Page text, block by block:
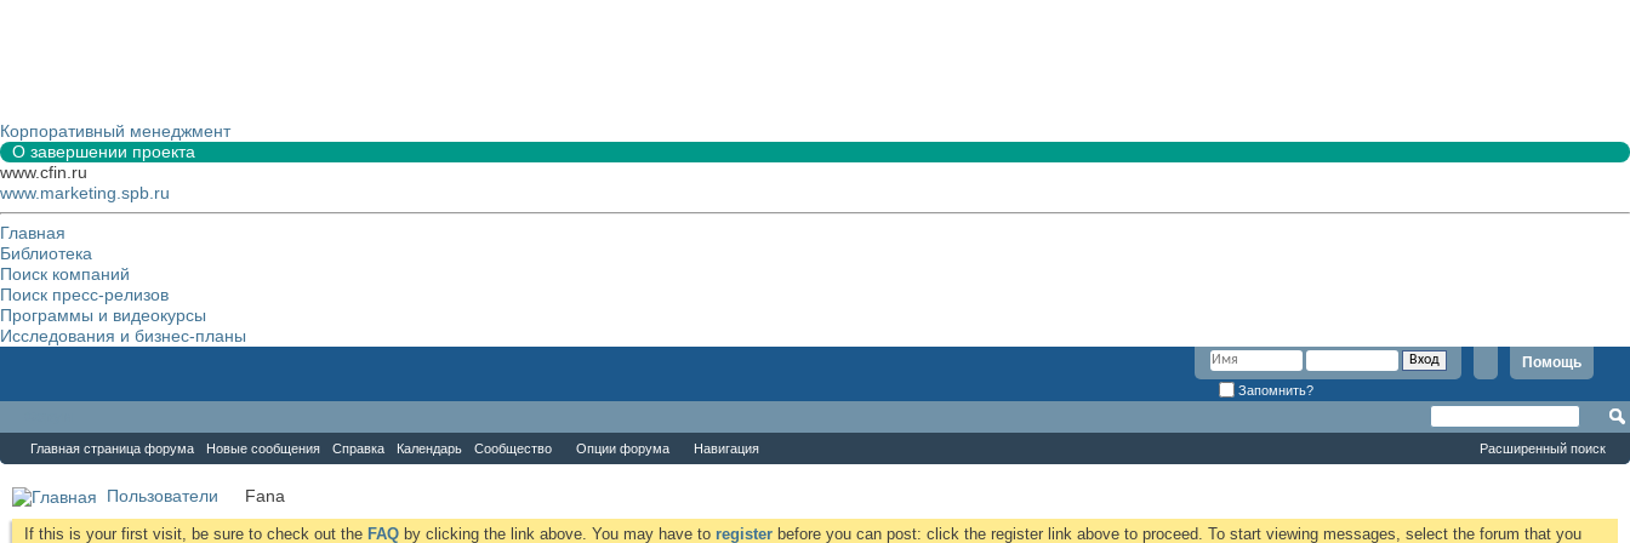
Корпоративный менеджмент
О завершении проекта
www.cfin.ru
www.marketing.spb.ru
Главная
Библиотека
Поиск компаний
Поиск пресс-релизов
Программы и видеокурсы
Исследования и бизнес-планы
Помощь
Запомнить?
Главная страница форума Новые сообщения Справка Календарь Сообщество Опции форума Навигация Расширенный поиск
Пользователи Fana
If this is your first visit, be sure to check out the FAQ by clicking the link above. You may have to register before you can post: click the register link above to proceed. To start viewing messages, select the forum that you